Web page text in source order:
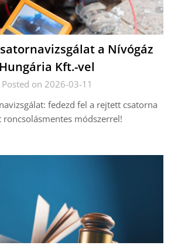
a Nívógáz
Hungária Kft.-vel
Posted on 2026-03-11
fedezd fel a rejtett csatorna
roncsolásmentes módszerrel!